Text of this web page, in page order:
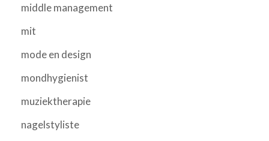
middle management
mit
mode en design
mondhygienist
muziektherapie
nagelstyliste